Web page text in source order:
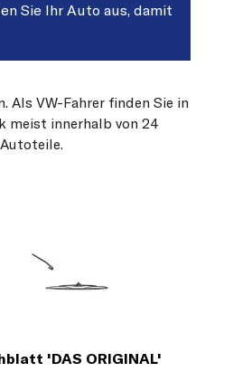
Sie Ihr Auto aus, damit
Als VW-Fahrer finden Sie in
meist innerhalb von 24
'DAS ORIGINAL'